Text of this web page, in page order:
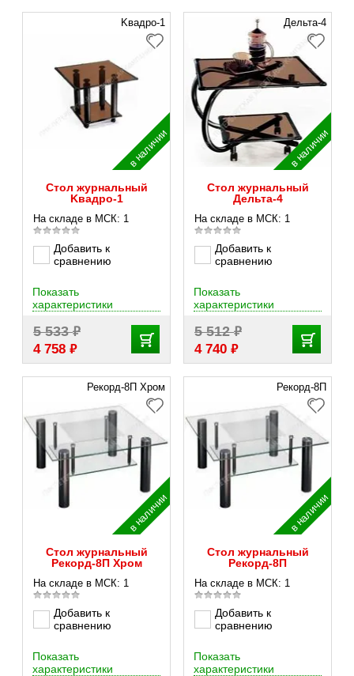
Kвадро-1
в наличии
Стол журнальный
Kвадро-1
На складе в МСК: 1
Добавить к
сравнению
5 533₽
4 758 ₽
Показать
характеристики
Дельта-4
в наличии
Стол журнальный
Дельта-4
На складе в МСК: 1
Добавить к
сравнению
5 512₽
4 740 ₽
Показать
характеристики
Рекорд-8П Хром
в наличии
Стол журнальный
Рекорд-8П Хром
На складе в МСК: 1
Добавить к
сравнению
Показать
характеристики
Рекорд-8П
в наличии
Стол журнальный
Рекорд-8П
На складе в МСК: 1
Добавить к
сравнению
Показать
характеристики